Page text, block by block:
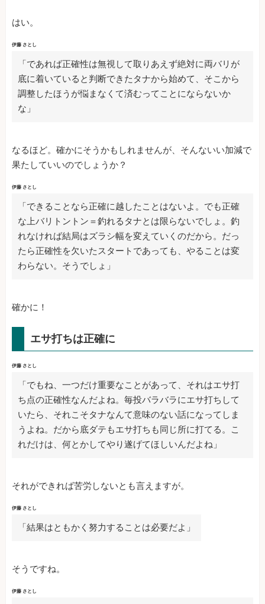
はい。
伊藤 さとし
「であれば正確性は無視して取りあえず絶対に両バリが
底に着いていると判断できたタナから始めて、そこから
調整したほうが悩まなくて済むってことにならないか
な」
なるほど。確かにそうかもしれませんが、そんないい加減で
果たしていいのでしょうか？
伊藤 さとし
「できることなら正確に越したことはないよ。でも正確
な上バリトントン＝釣れるタナとは限らないでしょ。釣
れなければ結局はズラシ幅を変えていくのだから。だっ
たら正確性を欠いたスタートであっても、やることは変
わらない。そうでしょ」
確かに！
エサ打ちは正確に
伊藤 さとし
「でもね、一つだけ重要なことがあって、それはエサ打
ち点の正確性なんだよね。毎投バラバラにエサ打ちして
いたら、それこそタナなんて意味のない話になってしま
うよね。だから底ダテもエサ打ちも同じ所に打てる。こ
れだけは、何とかしてやり遂げてほしいんだよね」
それができれば苦労しないとも言えますが。
伊藤 さとし
「結果はともかく努力することは必要だよ」
そうですね。
伊藤 さとし